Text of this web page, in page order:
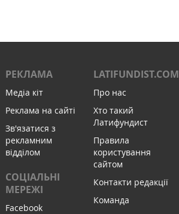
РЕКЛАМА
Медіа кіт
Реклама на сайті
Зв'язатися з
рекламним
відділом
СОЦІАЛЬНІ
МЕРЕЖІ
Facebook
LATIFUNDIST.COM
Про нас
Хто такий
Латифундист
Правила
користування
сайтом
Контакти редакції
Команда